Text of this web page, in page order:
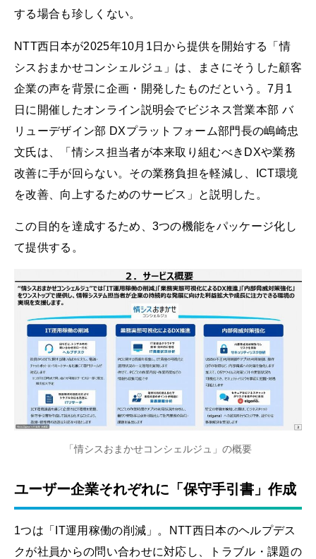
する場合も珍しくない。
NTT西日本が2025年10月1日から提供を開始する「情
シスおまかせコンシェルジュ」は、まさにそうした顧客
企業の声を背景に企画・開発したものだという。7月1
日に開催したオンライン説明会でビジネス営業本部 バ
リューデザイン部 DXプラットフォーム部門長の嶋崎忠
文氏は、「情シス担当者が本来取り組むべきDXや業務
改善に手が回らない。その業務負担を軽減し、ICT環境
を改善、向上するためのサービス」と説明した。
この目的を達成するため、3つの機能をパッケージ化し
て提供する。
「情シスおまかせコンシェルジュ」の概要
ユーザー企業それぞれに「保守手引書」作成
1つは「IT運用稼働の削減」。NTT西日本のヘルプデス
クが社員からの問い合わせに対応し、トラブル・課題の